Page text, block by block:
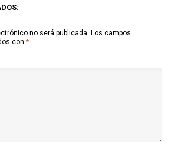
no será publicada. Los campos
con *